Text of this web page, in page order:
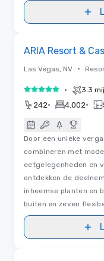
ARIA Resort &
Las Vegas, NV •
5 van 5 • 3.3
242• 4.002•
Door een unieke
combineren met
eetgelegenheden en
ontdekken de
inheemse planten en
buiten en zeven